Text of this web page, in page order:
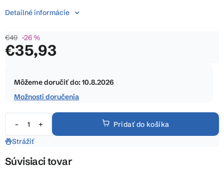
produktu
0,0
z
€49 –26 %
€35,93
cena:
Môžeme doručiť do:10.8.2026
Možnosti doručenia
Pridať do košíka
Detailné informácie
Strážiť
Súvisiaci tovar